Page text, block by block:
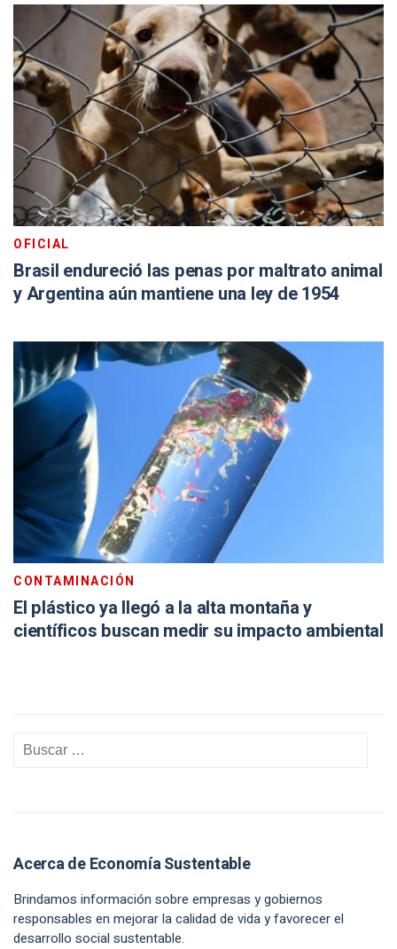
OFICIAL
Brasil endureció las penas por maltrato animal
y Argentina aún mantiene una ley de 1954
CONTAMINACIÓN
El plástico ya llegó a la alta montaña y
científicos buscan medir su impacto ambiental
Acerca de Economía Sustentable
Brindamos información sobre empresas y gobiernos
responsables en mejorar la calidad de vida y favorecer el
desarrollo social sustentable.